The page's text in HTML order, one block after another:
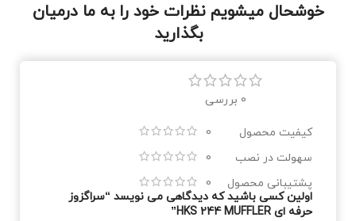
خوشحال میشویم نظرات خود را به ما درمیان
بگذارید
0 بررسی
کیفیت محصول
0
سهولت در نصب
0
پشتیبانی محصول
0
اولین کسی باشید که دیدگاهی می نویسد “سراگزوز
حرفه ای HKS 244 MUFFLER”